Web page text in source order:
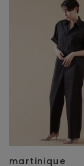
martinique